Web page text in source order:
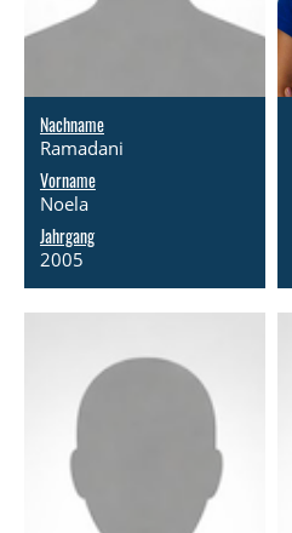
Nachname
Ramadani
Vorname
Noela
Jahrgang
2005